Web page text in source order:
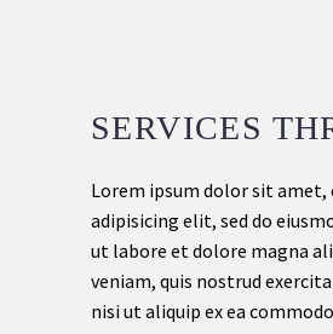
SERVICES
Lorem ipsum dolor sit
adipisicing elit, sed do
ut labore et dolore magna
veniam, quis nostrud
nisi ut aliquip ex ea